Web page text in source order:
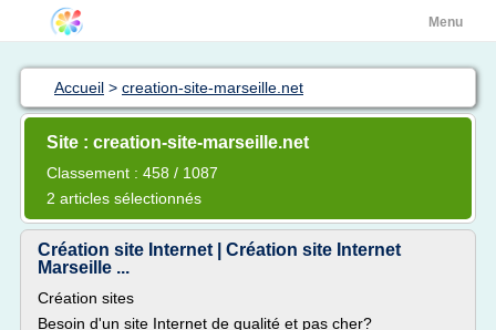
Menu
Accueil > creation-site-marseille.net
Site : creation-site-marseille.net
Classement : 458 / 1087
2 articles sélectionnés
Création site Internet | Création site Internet
Marseille ...
Création sites
Besoin d'un site Internet de qualité et pas cher?